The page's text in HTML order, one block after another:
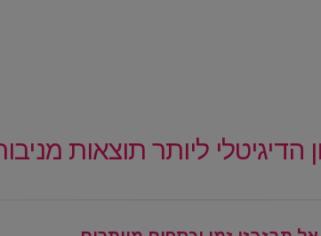
הדיגיטלי ליותר תוצאות